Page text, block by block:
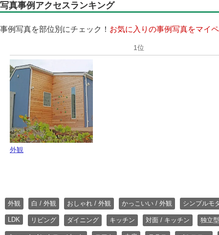
写真事例アクセスランキング
事例写真を部位別にチェック！ お気に入りの事例写真をマイ
外観
外観 白 / 外観 おしゃれ / 外観 かっこいい / 外観 シンプルモ
LDK リビング ダイニング キッチン 対面 / キッチン 独立